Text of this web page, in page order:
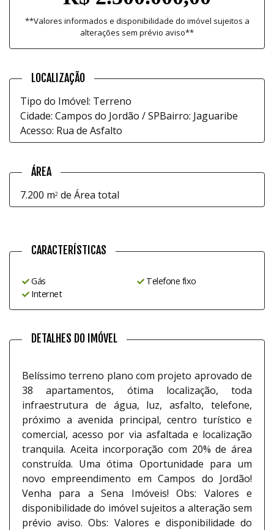
**Valores informados e disponibilidade do imóvel sujeitos a
alterações sem prévio aviso**
LOCALIZAÇÃO
Tipo do Imóvel: Terreno
Cidade: Campos do Jordão / SPBairro: Jaguaribe
Acesso: Rua de Asfalto
ÁREA
7.200 m2 de Área total
CARACTERÍSTICAS
Gás
Internet
Telefone fixo
DETALHES DO IMÓVEL
Belíssimo terreno plano com projeto aprovado de
38 apartamentos, ótima localização, toda
infraestrutura de água, luz, asfalto, telefone,
próximo a avenida principal, centro turístico e
comercial, acesso por via asfaltada e localização
tranquila. Aceita incorporação com 20% de área
construída. Uma ótima Oportunidade para um
novo empreendimento em Campos do Jordão!
Venha para a Sena Imóveis! Obs: Valores e
disponibilidade do imóvel sujeitos a alteração sem
prévio aviso. Obs: Valores e disponibilidade do